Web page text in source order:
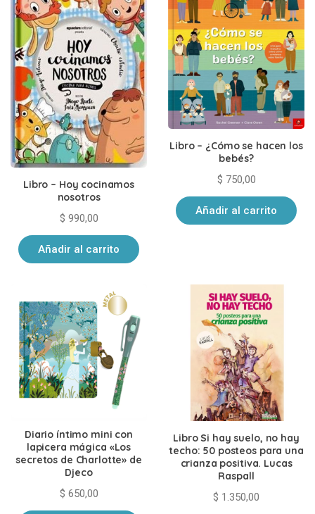
Libro – Hoy cocinamos
nosotros
$ 990,00
Añadir al carrito
Libro – ¿Cómo se hacen los
bebés?
$ 750,00
Añadir al carrito
Diario íntimo mini con
lapicera mágica «Los
secretos de Charlotte» de
Djeco
$ 650,00
Libro Si hay suelo, no hay
techo: 50 posteos para una
crianza positiva. Lucas
Raspall
$ 1.350,00